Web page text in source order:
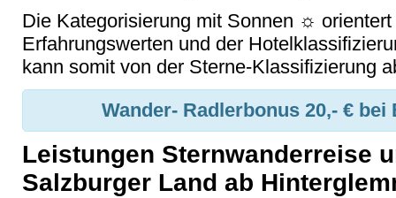
Die Kategorisierung mit Sonnen ☼
Erfahrungswerten und der
kann somit von der Sterne-Klassifizierung
Wander- Radlerbonus 20,- €
Leistungen Sternwanderreise
Salzburger Land ab